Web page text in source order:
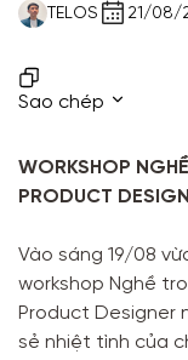
TELOS 21/08/
Sao chép
WORKSHOP
PRODUCT
Vào sáng 19/08
workshop Nghề
Product Designer
sẻ nhiệt tình của